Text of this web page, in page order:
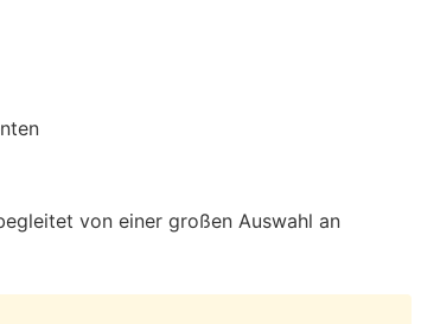
von einer großen Auswahl an